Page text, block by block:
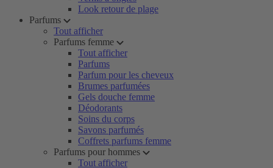
Look retour de plage
Parfums
Tout afficher
Parfums femme
Tout afficher
Parfums
Parfum pour les cheveux
Brumes parfumées
Gels douche femme
Déodorants
Soins du corps
Savons parfumés
Coffrets parfums femme
Parfums pour hommes
Tout afficher